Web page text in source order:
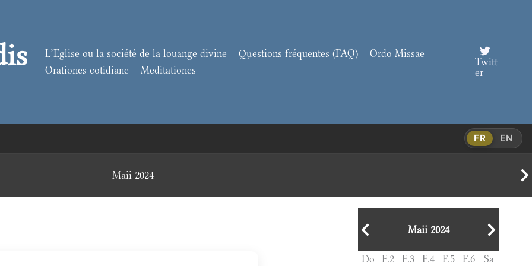
L’Eglise ou la société de la louange divine Questions fréquentes (FAQ)
Ordo Missae
Orationes cotidiane
Meditationes
Twitt
er
FR EN
Maii 2024
Maii 2024
Do F.2 F.3 F.4 F.5 F.6 Sa